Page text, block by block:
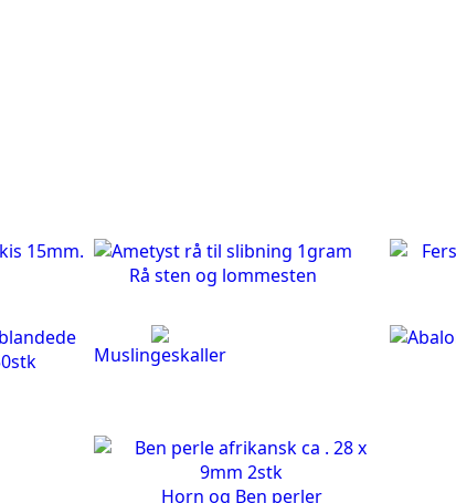
Rå sten og lommesten
Muslingeskaller
Horn og Ben perler